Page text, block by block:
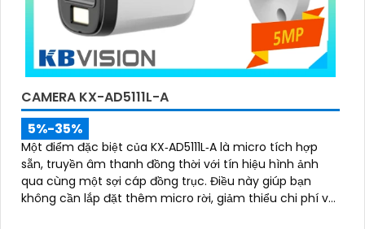
CAMERA KX-AD5111L-A
5%-35%
Một điểm đặc biệt của KX‑AD5111L‑A là micro tích hợp
sẵn, truyền âm thanh đồng thời với tín hiệu hình ảnh
qua cùng một sợi cáp đồng trục. Điều này giúp bạn
không cần lắp đặt thêm micro rời, giảm thiểu chi phí và